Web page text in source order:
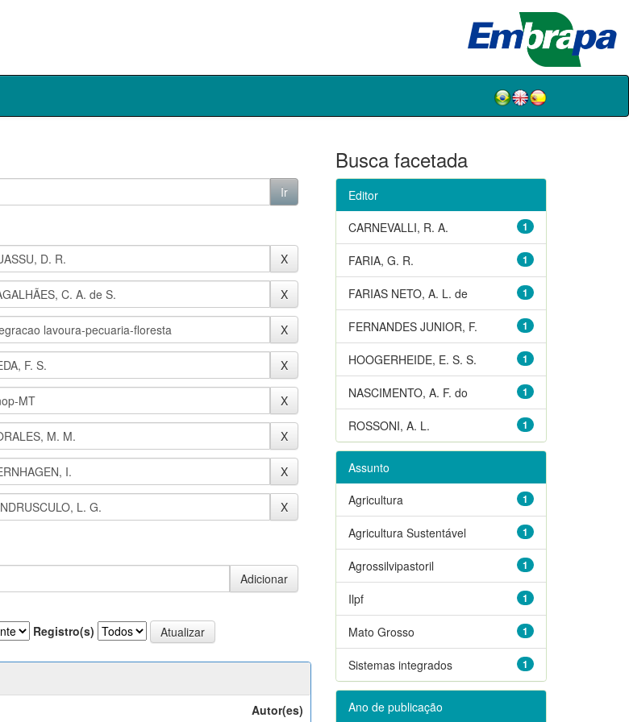
Registro(s)
Autor(es)
Busca facetada
Editor
1
CARNEVALLI, R. A.
1
FARIA, G. R.
1
FARIAS NETO, A. L. de
1
FERNANDES JUNIOR, F.
1
HOOGERHEIDE, E. S. S.
1
NASCIMENTO, A. F. do
1
ROSSONI, A. L.
Assunto
1
Agricultura
1
Agricultura Sustentável
1
Agrossilvipastoril
1
Ilpf
1
Mato Grosso
1
Sistemas integrados
Ano de publicação